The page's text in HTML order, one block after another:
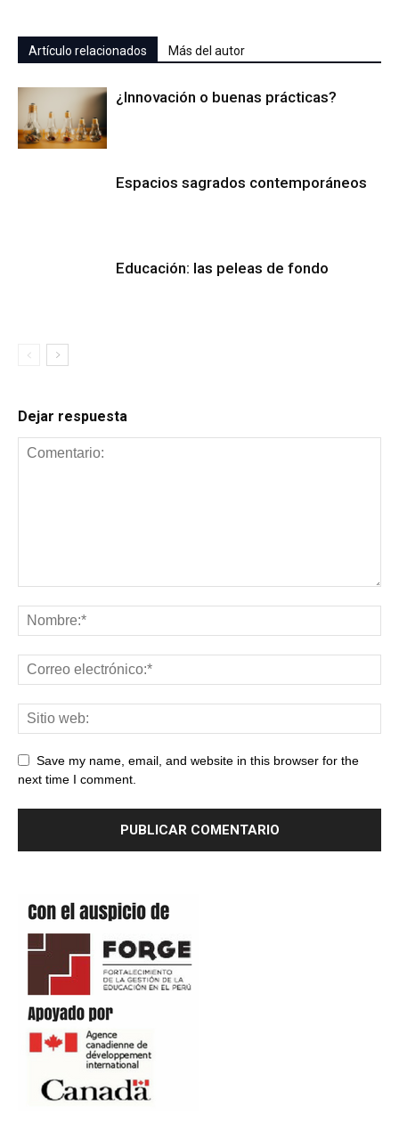
Artículo relacionados Más del autor
¿Innovación o buenas prácticas?
Espacios sagrados contemporáneos
Educación: las peleas de fondo
Dejar respuesta
Save my name, email, and website in this browser for the
next time I comment.